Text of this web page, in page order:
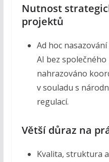
Nutnost
projektů
Ad hoc
AI bez
nahrazováno
v souladu s
regulací.
Větší důraz na
Kvalita, struktura